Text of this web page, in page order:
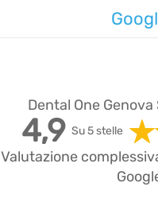
Dental One
4,9 Su 5 stelle
Valutazione